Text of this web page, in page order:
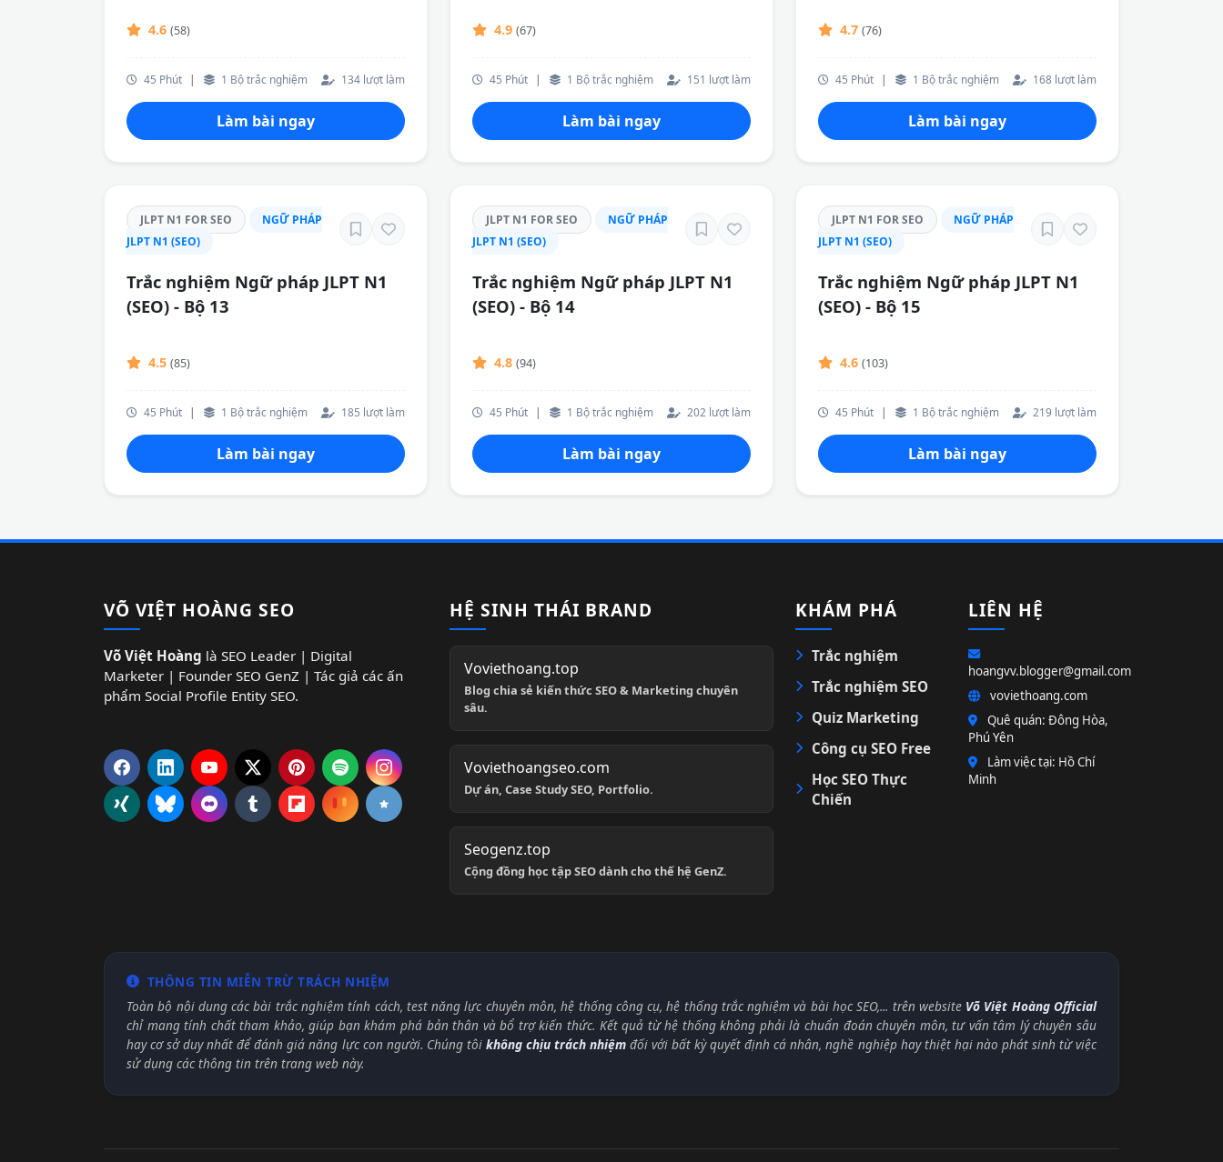
4.6 (58)
45 Phút | 1 Bộ trắc nghiệm 134 lượt làm
Làm bài ngay
4.9 (67)
45 Phút | 1 Bộ trắc nghiệm 151 lượt làm
Làm bài ngay
4.7 (76)
45 Phút | 1 Bộ trắc nghiệm 168 lượt làm
Làm bài ngay
JLPT N1 FOR SEO
NGỮ PHÁP
JLPT N1 (SEO)
Trắc nghiệm Ngữ pháp JLPT N1
(SEO) - Bộ 13
4.5 (85)
45 Phút | 1 Bộ trắc nghiệm 185 lượt làm
Làm bài ngay
JLPT N1 FOR SEO
NGỮ PHÁP
JLPT N1 (SEO)
Trắc nghiệm Ngữ pháp JLPT N1
(SEO) - Bộ 14
4.8 (94)
45 Phút | 1 Bộ trắc nghiệm 202 lượt làm
Làm bài ngay
JLPT N1 FOR SEO
NGỮ PHÁP
JLPT N1 (SEO)
Trắc nghiệm Ngữ pháp JLPT N1
(SEO) - Bộ 15
4.6 (103)
45 Phút | 1 Bộ trắc nghiệm 219 lượt làm
Làm bài ngay
VÕ VIỆT HOÀNG SEO
Võ Việt Hoàng là SEO Leader | Digital
Marketer | Founder SEO GenZ | Tác giả các ấn
phẩm Social Profile Entity SEO.
HỆ SINH THÁI BRAND
Voviethoang.top
Blog chia sẻ kiến thức SEO & Marketing chuyên
sâu.
Voviethoangseo.com
Dự án, Case Study SEO, Portfolio.
Seogenz.top
Cộng đồng học tập SEO dành cho thế hệ GenZ.
KHÁM PHÁ
Trắc nghiệm
Trắc nghiệm SEO
Quiz Marketing
Công cụ SEO Free
Học SEO Thực
Chiến
LIÊN HỆ
hoangvv.blogger@gmail.com
voviethoang.com
Quê quán: Đông Hòa,
Phú Yên
Làm việc tại: Hồ Chí
Minh
THÔNG TIN MIỄN TRỪ TRÁCH NHIỆM
Toàn bộ nội dung các bài trắc nghiệm tính cách, test năng lực chuyên môn, hệ thống công cụ, hệ thống trắc nghiệm và bài học SEO,... trên website Võ Việt Hoàng Official
chỉ mang tính chất tham khảo, giúp bạn khám phá bản thân và bổ trợ kiến thức. Kết quả từ hệ thống không phải là chuẩn đoán chuyên môn, tư vấn tâm lý chuyên sâu
hay cơ sở duy nhất để đánh giá năng lực con người. Chúng tôi không chịu trách nhiệmđối với bất kỳ quyết định cá nhân, nghề nghiệp hay thiệt hại nào phát sinh từ việc
sử dụng các thông tin trên trang web này.